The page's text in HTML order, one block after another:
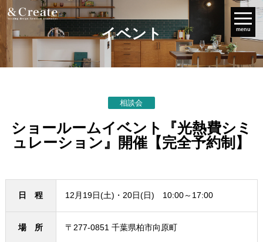
menu
イベント
相談会
ショールームイベント『光熱費シミ
ュレーション』開催【完全予約制】
日 程 12月19日(土)・20日(日) 10:00～17:00
場 所 〒277-0851 千葉県柏市向原町